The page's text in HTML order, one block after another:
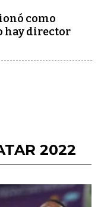
como
hay director
2022